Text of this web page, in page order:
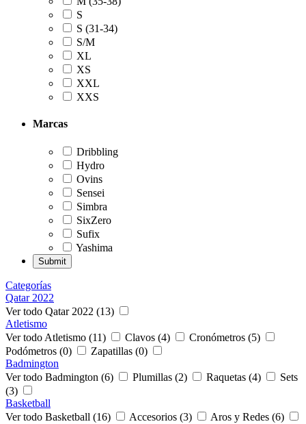
S
S (31-34)
S/M
XL
XS
XXL
XXS
Marcas
Dribbling
Hydro
Ovins
Sensei
Simbra
SixZero
Sufix
Yashima
Categorías
Qatar 2022
Ver todo Qatar 2022 (13)
Atletismo
Ver todo Atletismo (11)
Clavos (4)
Cronómetros (5)
Podómetros (0)
Zapatillas (0)
Badmington
Ver todo Badmington (6)
Plumillas (2) Raquetas (4)
Sets
(3)
Basketball
Ver todo Basketball (16)
Accesorios (3)
Aros y Redes (6)